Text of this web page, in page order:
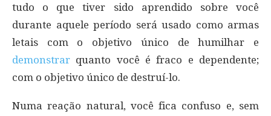
tudo o que tiver sido aprendido sobre você
durante aquele período será usado como armas
letais com o objetivo único de humilhar e
demonstrar quanto você é fraco e dependente;
com o objetivo único de destruí-lo.
Numa reação natural, você fica confuso e, sem